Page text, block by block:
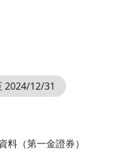
2024/12/31
料（第一金證券）